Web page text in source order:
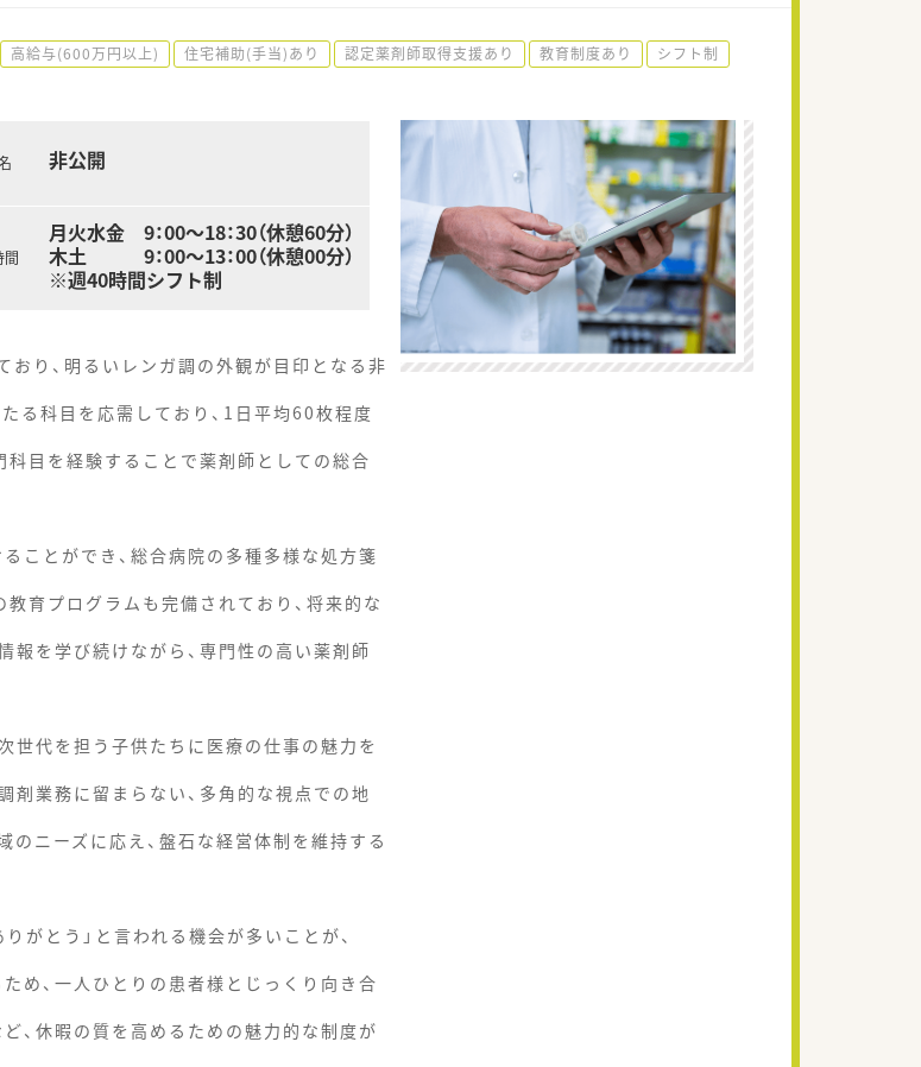
高給与(600万円以上) 住宅補助(手当)あり 認定薬剤師取得支援あり 教育制度あり
シフト制
非公開
間
月火水金 9：00～18：30（休憩60分）
木土 9：00～13：00（休憩00分）
※週40時間シフト制
り、明るいレンガ調の外観が目印となる非
る科目を応需しており、1日平均60枚程度
目を経験することで薬剤師としての総合
ことができ、総合病院の多種多様な処方箋
育プログラムも完備されており、将来的な
を学び続けながら、専門性の高い薬剤師
世代を担う子供たちに医療の仕事の魅力を
業務に留まらない、多角的な視点での地
ニーズに応え、盤石な経営体制を維持する
がとう」と言われる機会が多いことが、
め、一人ひとりの患者様とじっくり向き合
、休暇の質を高めるための魅力的な制度が